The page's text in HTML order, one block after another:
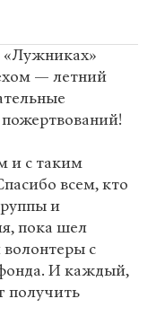
— летний
пожертвований!
и с таким
всем, кто
и
пока шел
с
И каждый,
получить